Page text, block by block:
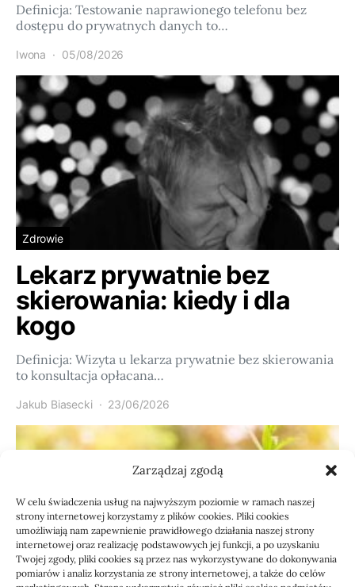
Zarządzaj zgodą
W celu świadczenia usług na najwyższym poziomie w ramach naszej
strony internetowej korzystamy z plików cookies. Pliki cookies
umożliwiają nam zapewnienie prawidłowego działania naszej strony
internetowej oraz realizację podstawowych jej funkcji, a po uzyskaniu
Twojej zgody, pliki cookies są przez nas wykorzystywane do dokonywania
pomiarów i analiz korzystania ze strony internetowej, a także do celów
Definicja: Testowanie naprawionego telefonu bez
dostępu do prywatnych danych to…
Iwona 05/08/2026
Zdrowie
Lekarz prywatnie bez
skierowania: kiedy i dla
kogo
Definicja: Wizyta u lekarza prywatnie bez skierowania
to konsultacja opłacana…
Jakub Biasecki 23/06/2026